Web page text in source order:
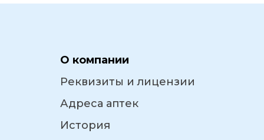
О компании
Реквизиты и лицензии
Адреса аптек
История